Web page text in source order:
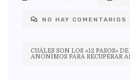
NO HAY COMENTARIOS
CUÁLES SON LOS «12 PASOS»
ANÓNIMOS PARA RECUPERAR